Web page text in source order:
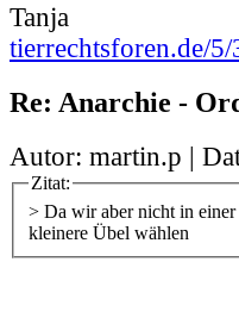
Tanja
tierrechtsforen.de/
Re: Anarchie -
Autor: martin.p |
Zitat:
> Da wir aber nicht in
kleinere Übel wählen